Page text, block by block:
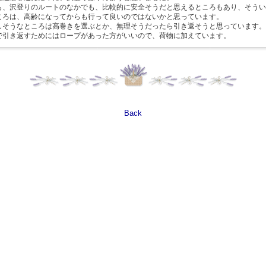
、沢登りのルートのなかでも、比較的に安全そうだと思えるところもあり、そう
ろは、高齢になってからも行って良いのではないかと思っています。
そうなところは高巻きを選ぶとか、無理そうだったら引き返そうと思っています。
引き返すためにはロープがあった方がいいので、荷物に加えています。
Back